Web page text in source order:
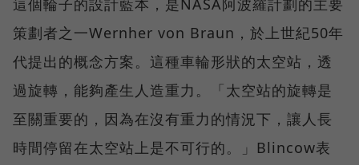
這個輪子的設計藍本，是NASA阿波羅計劃的主要
策劃者之一Wernher von Braun，於上世紀50年
代提出的概念方案。這種車輪形狀的太空站，透
過旋轉，能夠產生人造重力。「太空站的旋轉是
至關重要的，因為在沒有重力的情況下，讓人長
時間停留在太空站上是不可行的。」Blincow表